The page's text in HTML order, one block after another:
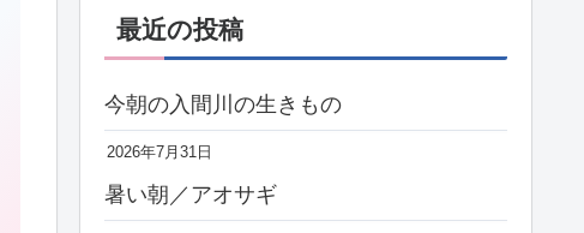
最近の投稿
今朝の入間川の生きもの
2026年7月31日
暑い朝／アオサギ